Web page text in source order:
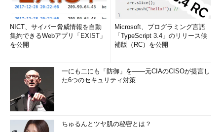
NICT、サイバー脅威情報を自動
集約できるWebアプリ「EXIST」
を公開
Microsoft、プログラミング言語
「TypeScript 3.4」のリリース候
補版（RC）を公開
一にも二にも「防御」を――元CIAのCISOが提言し
た6つのセキュリティ対策
ちゅるんとツヤ肌の秘密とは？